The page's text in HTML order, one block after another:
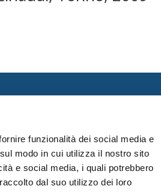
funzionalità dei social media e
modo in cui utilizza il nostro sito
e social media, i quali potrebbero
dal suo utilizzo dei loro